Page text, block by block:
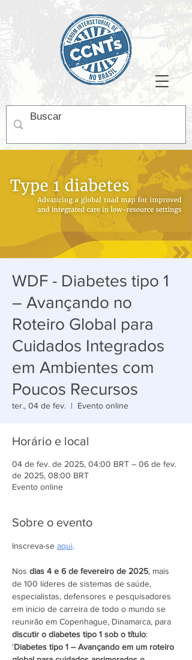
WDF - Diabetes tipo 1
– Avançando no
Roteiro Global para
Cuidados Integrados
em Ambientes com
Poucos Recursos
ter., 04 de fev.
  |
Evento online
Horário e local
04 de fev. de 2025, 04:00 BRT – 06 de fev.
de 2025, 08:00 BRT
Evento online
Sobre o evento
Inscreva-se aqui.
Nos dias 4 e 6 de fevereiro de 2025, mais
de 100 líderes de sistemas de saúde,
especialistas, defensores e pesquisadores
em início de carreira de todo o mundo se
reunirão em Copenhague, Dinamarca, para
discutir o diabetes tipo 1 sob o título:
'Diabetes tipo 1 – Avançando em um roteiro